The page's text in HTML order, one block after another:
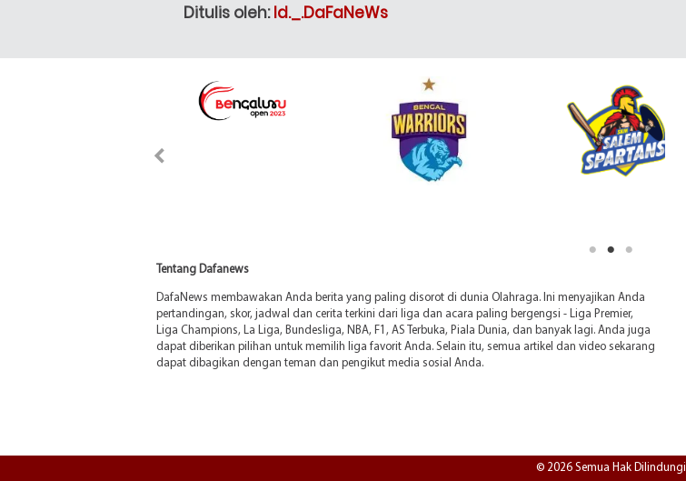
Ditulis oleh:Id._.DaFaNeWs
Tentang Dafanews
DafaNews membawakan Anda berita yang paling disorot di dunia Olahraga. Ini menyajikan Anda
pertandingan, skor, jadwal dan cerita terkini dari liga dan acara paling bergengsi - Liga Premier,
Liga Champions, La Liga, Bundesliga, NBA, F1, AS Terbuka, Piala Dunia, dan banyak lagi. Anda juga
dapat diberikan pilihan untuk memilih liga favorit Anda. Selain itu, semua artikel dan video sekarang
dapat dibagikan dengan teman dan pengikut media sosial Anda.
© 2026 Semua Hak Dilindungi